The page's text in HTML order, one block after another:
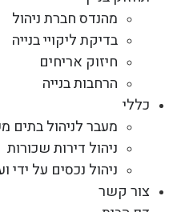
מהנדס חברת ניהול
בדיקת ליקויי בנייה
חיזוק אריחים
הרחבות בנייה
כללי
מעבר לניהול בתים
ניהול דירות שכורות
ניהול נכסים על ידי
צור קשר